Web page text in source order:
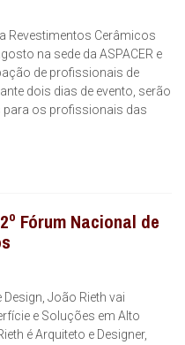
Revestimentos Cerâmicos
na sede da ASPACER e
de profissionais de
dois dias de evento, serão
os profissionais das
Fórum Nacional de
João Rieth vai
e Soluções em Alto
é Arquiteto e Designer,